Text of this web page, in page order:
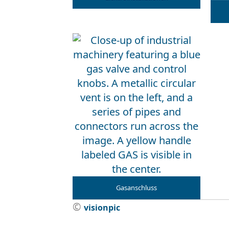
Gasanschluss
© visionpic